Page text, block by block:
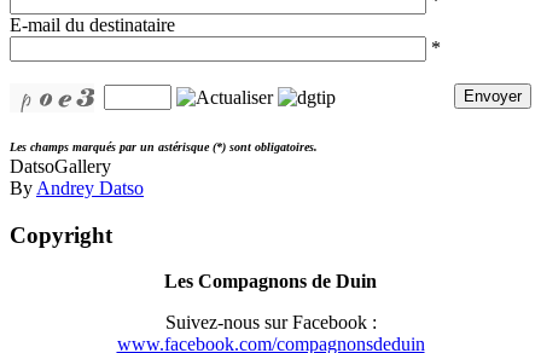
E-mail du destinataire
*
Envoyer
Les champs marqués par un astérisque (*) sont obligatoires.
DatsoGallery
By Andrey Datso
Copyright
Les Compagnons de Duin
Suivez-nous sur Facebook :
www.facebook.com/compagnonsdeduin